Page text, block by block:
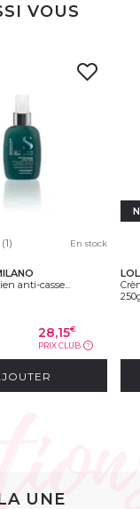
VOUS
(1) En stock
anti-casse...
28,15€
PRIX CLUB ?
UNE